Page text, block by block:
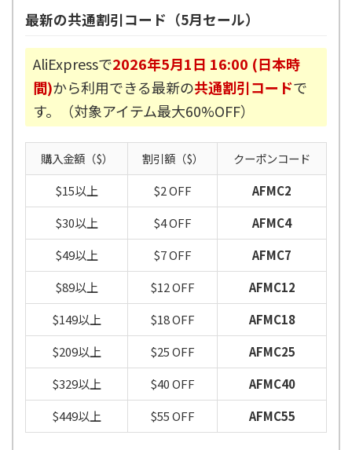
最新の共通割引コード（5月セール）
AliExpressで2026年5月1日 16:00 (日本時
間)から利用できる最新の共通割引コードで
す。（対象アイテム最大60%OFF）
購入金額（$） 割引額（$）
クーポンコード
$15以上
$2 OFF
AFMC2
$30以上
$4 OFF
AFMC4
$49以上
$7 OFF
AFMC7
$89以上
$12 OFF
AFMC12
$149以上
$18 OFF
AFMC18
$209以上
$25 OFF
AFMC25
$329以上
$40 OFF
AFMC40
$449以上
$55 OFF AFMC55